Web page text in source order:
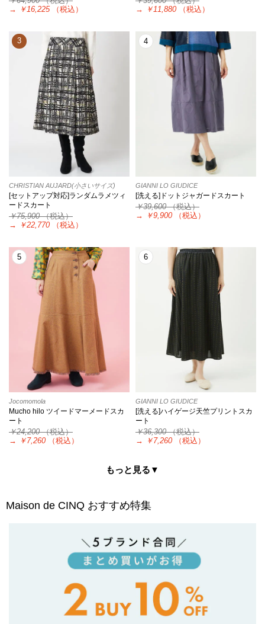
→
￥16,225 （税込）
→
￥11,880 （税込）
3
CHRISTIAN AUJARD(小さいサイズ)
[セットアップ対応]ランダムラメツィ
ードスカート
￥75,900（税込）
→
￥22,770 （税込）
4
GIANNI LO GIUDICE
[洗える]ドットジャガードスカート
￥39,600（税込）
→
￥9,900 （税込）
5
Jocomomola
Mucho hilo ツイードマーメードスカ
ート
￥24,200（税込）
→
￥7,260 （税込）
6
GIANNI LO GIUDICE
[洗える]ハイゲージ天竺プリントスカ
ート
￥36,300（税込）
→
￥7,260 （税込）
もっと見る▼
Maison de CINQ おすすめ特集